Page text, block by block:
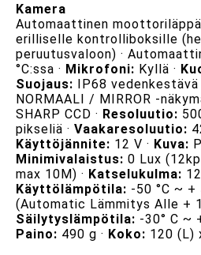
Kamera
Automaattinen
erilliselle kontrolliboksille
peruutusvaloon) ·
°C:ssa · Mikrofoni: Kyllä ·
Suojaus: IP68 vedenkestävä
NORMAALI / MIRROR -
SHARP CCD · Resoluutio:
pikseliä · Vaakaresoluutio:
Käyttöjännite: 12 V · Kuva:
Minimivalaistus: 0 Lux
max 10M) · Katselukulma:
Käyttölämpötila: -50 °C ~ +
(Automatic Lämmitys Alle +
Säilytyslämpötila: -30° C ~
Paino: 490 g · Koko: 120 (L)